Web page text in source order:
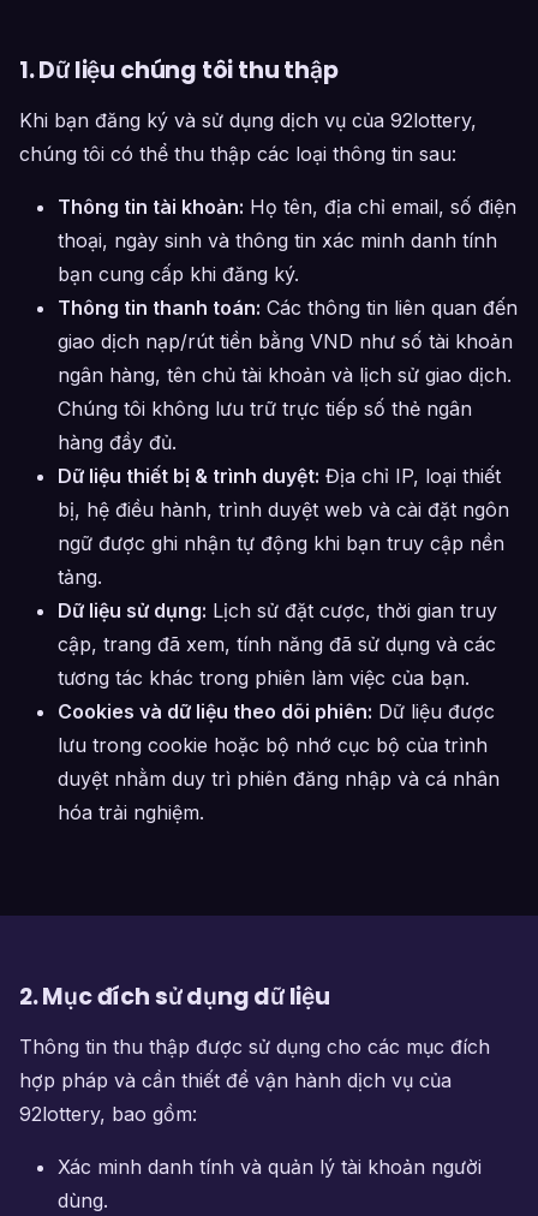
1. Dữ liệu chúng tôi thu thập
Khi bạn đăng ký và sử dụng dịch vụ của 92lottery,
chúng tôi có thể thu thập các loại thông tin sau:
Thông tin tài khoản: Họ tên, địa chỉ email, số điện
thoại, ngày sinh và thông tin xác minh danh tính
bạn cung cấp khi đăng ký.
Thông tin thanh toán: Các thông tin liên quan đến
giao dịch nạp/rút tiền bằng VND như số tài khoản
ngân hàng, tên chủ tài khoản và lịch sử giao dịch.
Chúng tôi không lưu trữ trực tiếp số thẻ ngân
hàng đầy đủ.
Dữ liệu thiết bị & trình duyệt: Địa chỉ IP, loại thiết
bị, hệ điều hành, trình duyệt web và cài đặt ngôn
ngữ được ghi nhận tự động khi bạn truy cập nền
tảng.
Dữ liệu sử dụng: Lịch sử đặt cược, thời gian truy
cập, trang đã xem, tính năng đã sử dụng và các
tương tác khác trong phiên làm việc của bạn.
Cookies và dữ liệu theo dõi phiên: Dữ liệu được
lưu trong cookie hoặc bộ nhớ cục bộ của trình
duyệt nhằm duy trì phiên đăng nhập và cá nhân
hóa trải nghiệm.
2. Mục đích sử dụng dữ liệu
Thông tin thu thập được sử dụng cho các mục đích
hợp pháp và cần thiết để vận hành dịch vụ của
92lottery, bao gồm:
Xác minh danh tính và quản lý tài khoản người
dùng.